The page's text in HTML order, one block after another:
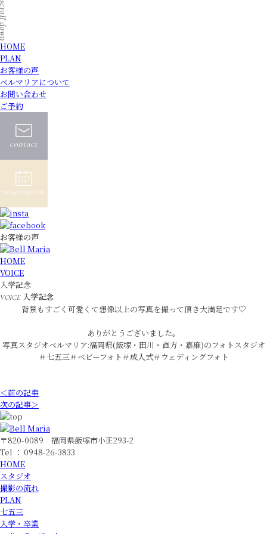
HOME
PLAN
お客様の声
ベルマリアについて
お問い合わせ
ご予約
お客様の声
HOME
VOICE
入学記念
VOICE 入学記念
背景もすごく可愛くて想像以上の写真を撮って頂き大満足です♡
ありがとうございました。
写真スタジオベルマリア:福岡県(飯塚・田川・直方・嘉麻)のフォトスタジオ
＃七五三＃ベビーフォト＃成人式＃ウェディングフォト
＜前の記事
次の記事＞
〒820-0089 福岡県飯塚市小正293-2
Tel ： 0948-26-3833
HOME
スタジオ
撮影の流れ
PLAN
七五三
入学・卒業